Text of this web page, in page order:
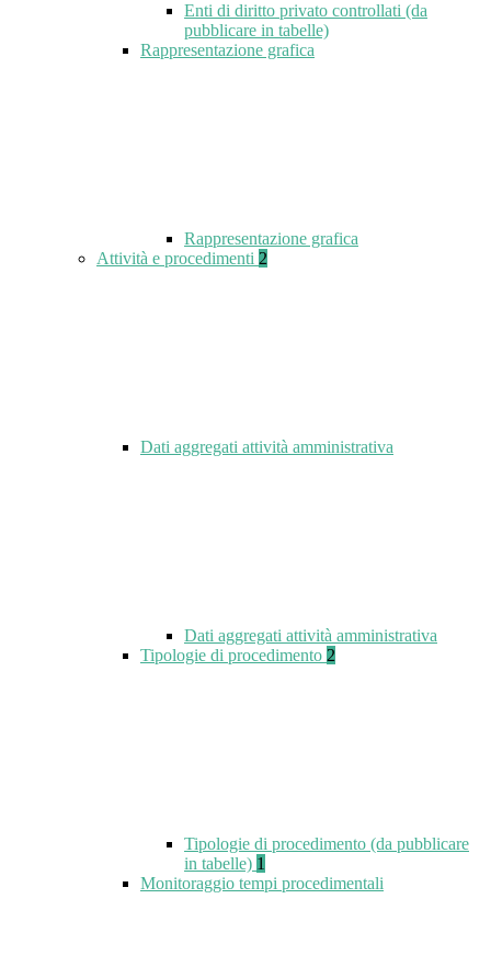
Enti di diritto privato controllati (da
pubblicare in tabelle)
Rappresentazione grafica
Rappresentazione grafica
Attività e procedimenti 2
Dati aggregati attività amministrativa
Dati aggregati attività amministrativa
Tipologie di procedimento 2
Tipologie di procedimento (da pubblicare
in tabelle) 1
Monitoraggio tempi procedimentali